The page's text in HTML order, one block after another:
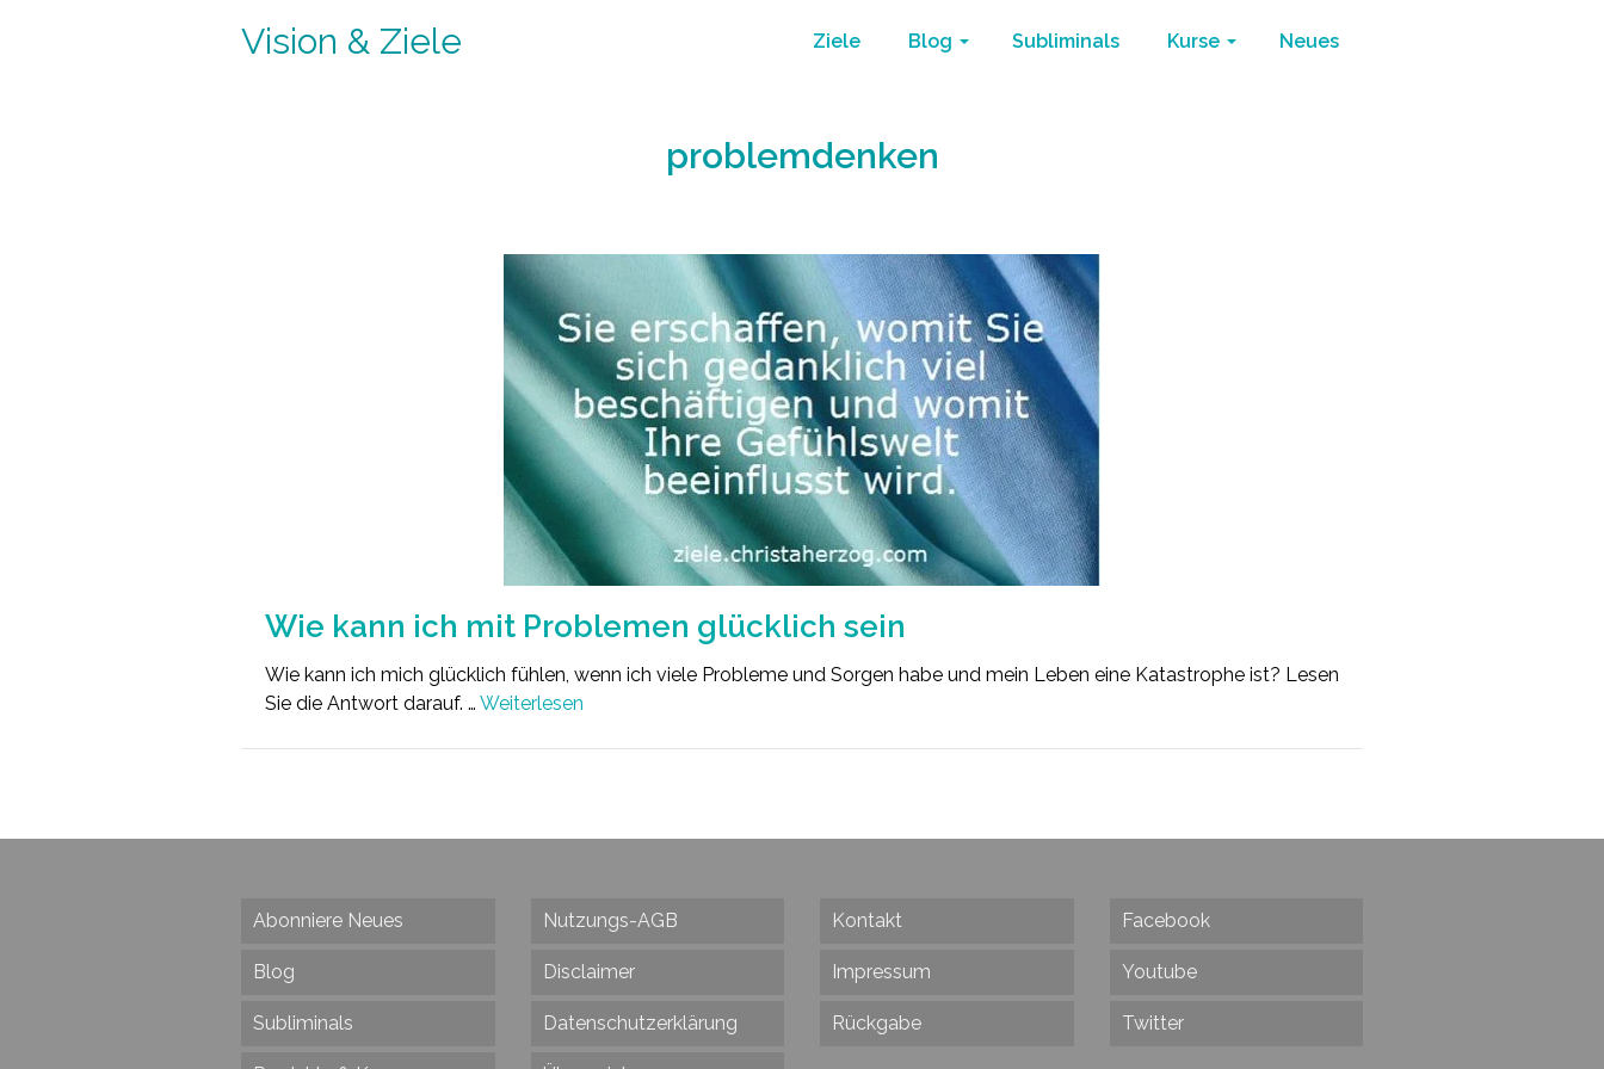
Vision & Ziele Ziele Blog Subliminals Kurse Neues
problemdenken
Wie kann ich mit Problemen glücklich sein
Wie kann ich mich glücklich fühlen, wenn ich viele Probleme und Sorgen habe und mein Leben eine Katastrophe ist? Lesen
Sie die Antwort darauf. … Weiterlesen
Abonniere Neues
Blog
Subliminals
Nutzungs-AGB
Disclaimer
Datenschutzerklärung
Kontakt
Impressum
Rückgabe
Facebook
Youtube
Twitter